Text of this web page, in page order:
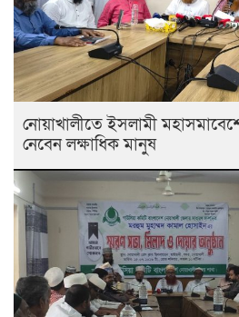
নোয়াখালীতে ইসলামী
নেবেন লক্ষাধিক মানুষ